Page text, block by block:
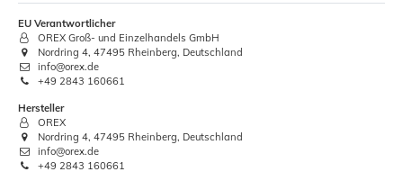
EU Verantwortlicher
OREX Groß- und Einzelhandels GmbH
Nordring 4, 47495 Rheinberg, Deutschland
info@orex.de
+49 2843 160661
Hersteller
OREX
Nordring 4, 47495 Rheinberg, Deutschland
info@orex.de
+49 2843 160661